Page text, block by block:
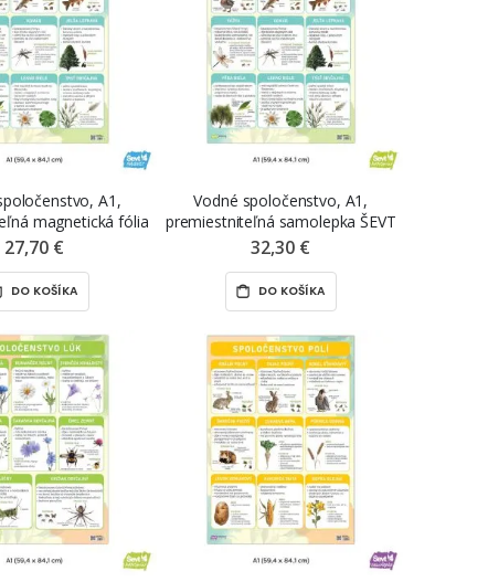
A1,
magnetická fólia
MAGNET
27,70 €
DO KOŠÍKA
Vodné spoločenstvo, A1,
premiestniteľná samolepka ŠEVT
NANO print
32,30 €
DO KOŠÍKA